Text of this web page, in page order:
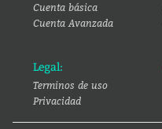
Cuenta básica
Cuenta Avanzada
Legal:
Terminos de uso
Privacidad